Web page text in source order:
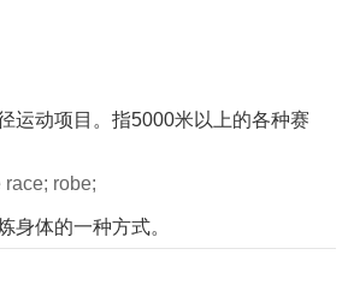
运动项目。指5000米以上的各种赛
race; robe;
体的一种方式。